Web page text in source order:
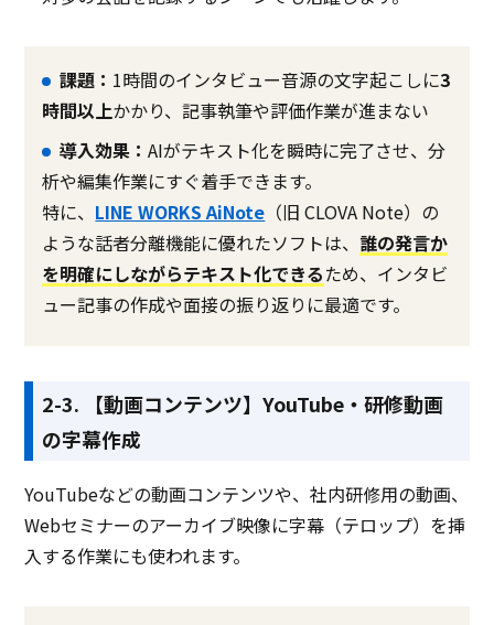
課題： 1時間のインタビュー音源の文字起こしに3
時間以上かかり、記事執筆や評価作業が進まない
導入効果：AIがテキスト化を瞬時に完了させ、分
析や編集作業にすぐ着手できます。
特に、 LINE WORKS AiNote （旧 CLOVA Note）の
ような話者分離機能に優れたソフトは、誰の発言か
を明確にしながらテキスト化できるため、インタビ
ュー記事の作成や面接の振り返りに最適です。
2-3. 【動画コンテンツ】YouTube・研修動画
の字幕作成
YouTubeなどの動画コンテンツや、社内研修用の動画、
Webセミナーのアーカイブ映像に字幕（テロップ）を挿
入する作業にも使われます。